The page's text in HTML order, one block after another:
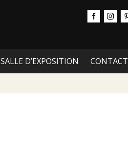
SALLE D’EXPOSITION CONTACT